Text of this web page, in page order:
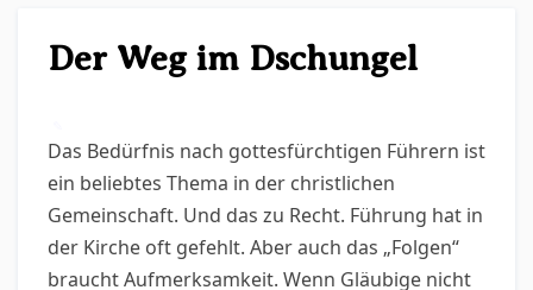
Der Weg im Dschungel
Das Bedürfnis nach gottesfürchtigen Führern ist
ein beliebtes Thema in der christlichen
Gemeinschaft. Und das zu Recht. Führung hat in
der Kirche oft gefehlt. Aber auch das „Folgen“
braucht Aufmerksamkeit. Wenn Gläubige nicht